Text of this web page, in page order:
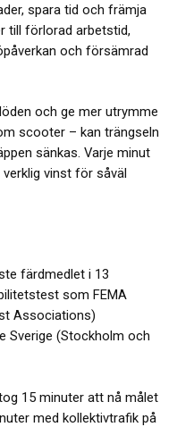
spara tid och främja
till förlorad arbetstid,
och försämrad
och ge mer utrymme
scooter – kan trängseln
sänkas. Varje minut
vinst för såväl
färdmedlet i 13
som FEMA
Associations)
Sverige (Stockholm och
15 minuter att nå målet
med kollektivtrafik på